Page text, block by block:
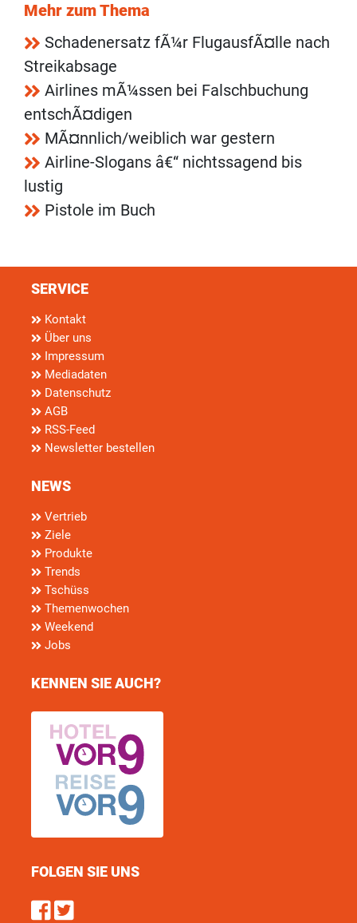
Mehr zum Thema
Schadenersatz fÃ¼r FlugausfÃ¤lle nach
Streikabsage
Airlines mÃ¼ssen bei Falschbuchung
entschÃ¤digen
MÃ¤nnlich/weiblich war gestern
Airline-Slogans â€“ nichtssagend bis
lustig
Pistole im Buch
SERVICE
Kontakt
Über uns
Impressum
Mediadaten
Datenschutz
AGB
RSS-Feed
Newsletter bestellen
NEWS
Vertrieb
Ziele
Produkte
Trends
Tschüss
Themenwochen
Weekend
Jobs
KENNEN SIE AUCH?
FOLGEN SIE UNS
Find us on Facebook
Follow us on Twitter